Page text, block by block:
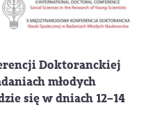
Doktoranckiej
młodych
się w dniach 12–14